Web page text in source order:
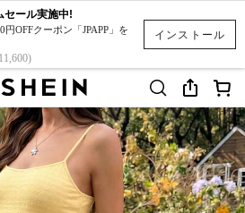
インストール
セール実施中!
円OFFクーポン「JPAPP」を